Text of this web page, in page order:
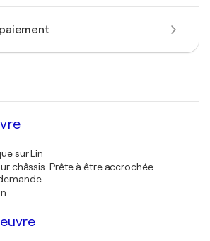
sur Lin
châssis. Prête à être accrochée.